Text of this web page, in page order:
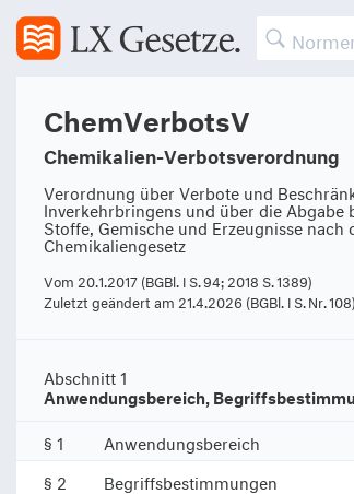
ChemVerbotsV
Chemikalien-Verbotsverordnung
Verordnung über Verbote und
Inverkehrbringens und über die Abgabe
Stoffe, Gemische und Erzeugnisse nach
Chemikaliengesetz
Vom 20.1.2017 (BGBl. I S. 94; 2018 S. 1389)
Zuletzt geändert am 21.4.2026 (BGBl. I S. Nr. 108)
Abschnitt 1
Anwendungsbereich,
§ 1
Anwendungsbereich
§ 2
Begriffsbestimmungen